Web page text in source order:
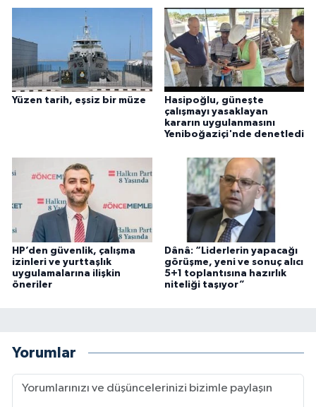
Yüzen tarih, eşsiz bir müze
Hasipoğlu, güneşte
çalışmayı yasaklayan
kararın uygulanmasını
Yeniboğaziçi'nde denetledi
HP’den güvenlik, çalışma
izinleri ve yurttaşlık
uygulamalarına ilişkin
öneriler
Dânâ: “Liderlerin yapacağı
görüşme, yeni ve sonuç alıcı
5+1 toplantısına hazırlık
niteliği taşıyor”
Yorumlar